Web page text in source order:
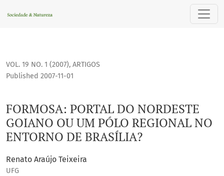
FORMOSA: PORTAL DO NORDESTE GOIANO OU UM PÓLO
VOL. 19 NO. 1 (2007), ARTIGOS
FORMOSA: PORTAL DO NORDESTE
GOIANO OU UM PÓLO REGIONAL NO
ENTORNO DE BRASÍLIA?
Published 2007-11-01
Renato Araújo Teixeira
UFG